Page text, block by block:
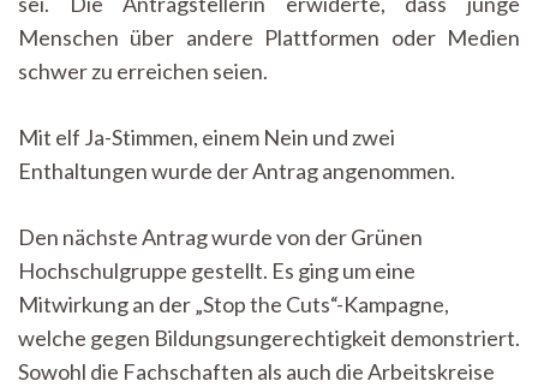
Menschen über andere Plattformen oder Medien
schwer zu erreichen seien.
Mit elf Ja-Stimmen, einem Nein und zwei
Enthaltungen wurde der Antrag angenommen.
Den nächste Antrag wurde von der Grünen
Hochschulgruppe gestellt. Es ging um eine
Mitwirkung an der „Stop the Cuts“-Kampagne,
welche gegen Bildungsungerechtigkeit demonstriert.
Sowohl die Fachschaften als auch die Arbeitskreise